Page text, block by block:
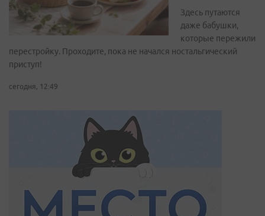
Здесь путаются
даже бабушки,
которые пережили
перестройку. Проходите, пока не начался ностальгический
приступ!
сегодня, 12:49